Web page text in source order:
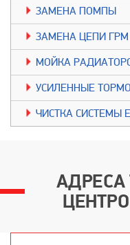
ЗАМЕНА ПОМПЫ
ЗАМЕНА ЦЕПИ ГРМ
МОЙКА
УСИЛЕННЫЕ
ЧИСТКА СИСТЕМЫ
АДРЕСА